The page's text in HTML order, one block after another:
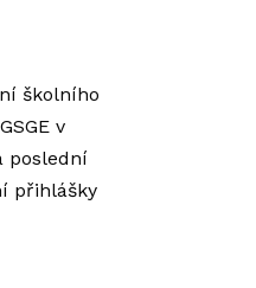
školního
v
poslední
přihlášky